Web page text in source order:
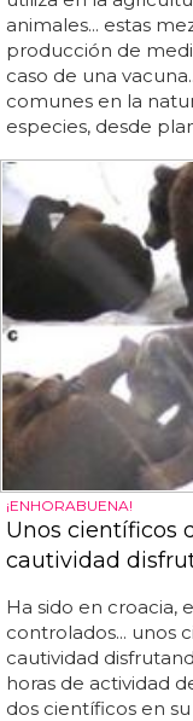
animales... estas
producción de
caso de una
comunes en la
especies, desde
¡ENHORABUENA!
Unos científicos
cautividad
Ha sido en croacia,
controlados... unos
cautividad
horas de actividad
dos científicos en